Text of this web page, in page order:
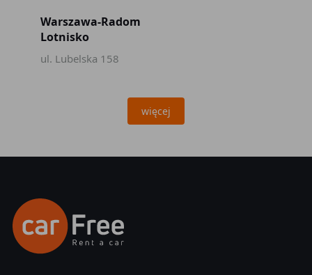
Warszawa-Radom
Lotnisko
ul. Lubelska 158
więcej